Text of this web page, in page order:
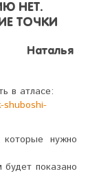
НЕТ.
ТОЧКИ
Наталья
в атласе:
нужно
показано